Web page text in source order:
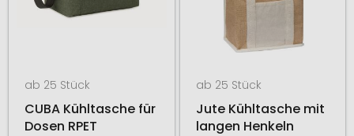
ab 25 Stück
CUBA Kühltasche für
Dosen RPET
ab 25 Stück
Jute Kühltasche mit
langen Henkeln